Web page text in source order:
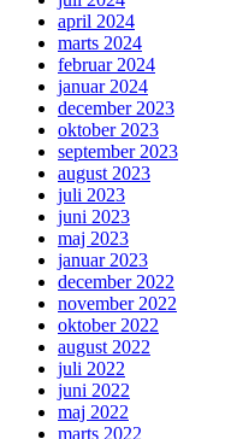
april 2024
marts 2024
februar 2024
januar 2024
december 2023
oktober 2023
september 2023
august 2023
juli 2023
juni 2023
maj 2023
januar 2023
december 2022
november 2022
oktober 2022
august 2022
juli 2022
juni 2022
maj 2022
marts 2022